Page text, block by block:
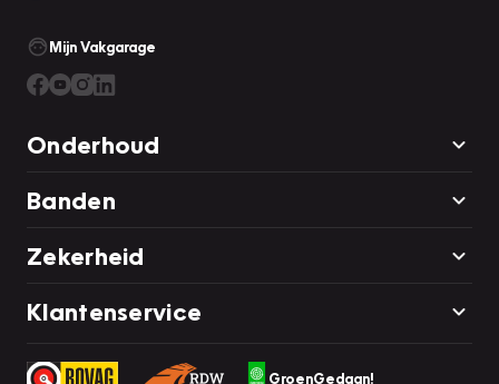
Mijn Vakgarage
Onderhoud
Banden
Zekerheid
Klantenservice
GroenGedaan!